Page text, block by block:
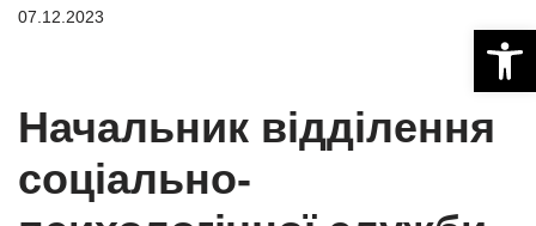
07.12.2023
Начальник відділення
соціально-